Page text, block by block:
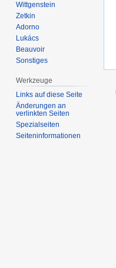
Wittgenstein
Zetkin
Adorno
Lukács
Beauvoir
Sonstiges
Werkzeuge
Links auf diese Seite
Änderungen an
verlinkten Seiten
Spezialseiten
Seiten­­informationen